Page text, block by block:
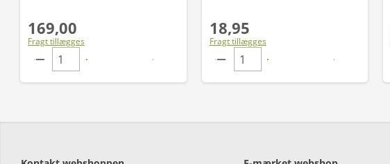
169,00
Fragt tillægges
18,95
Fragt tillægges